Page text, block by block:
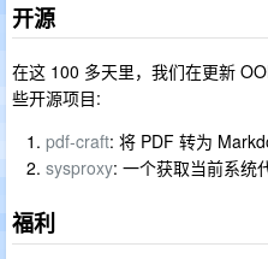
开源
在这 100 多天里，我们在更新
些开源项目:
pdf-craft: 将 PDF 转为
sysproxy: 一个获取当前系统
福利